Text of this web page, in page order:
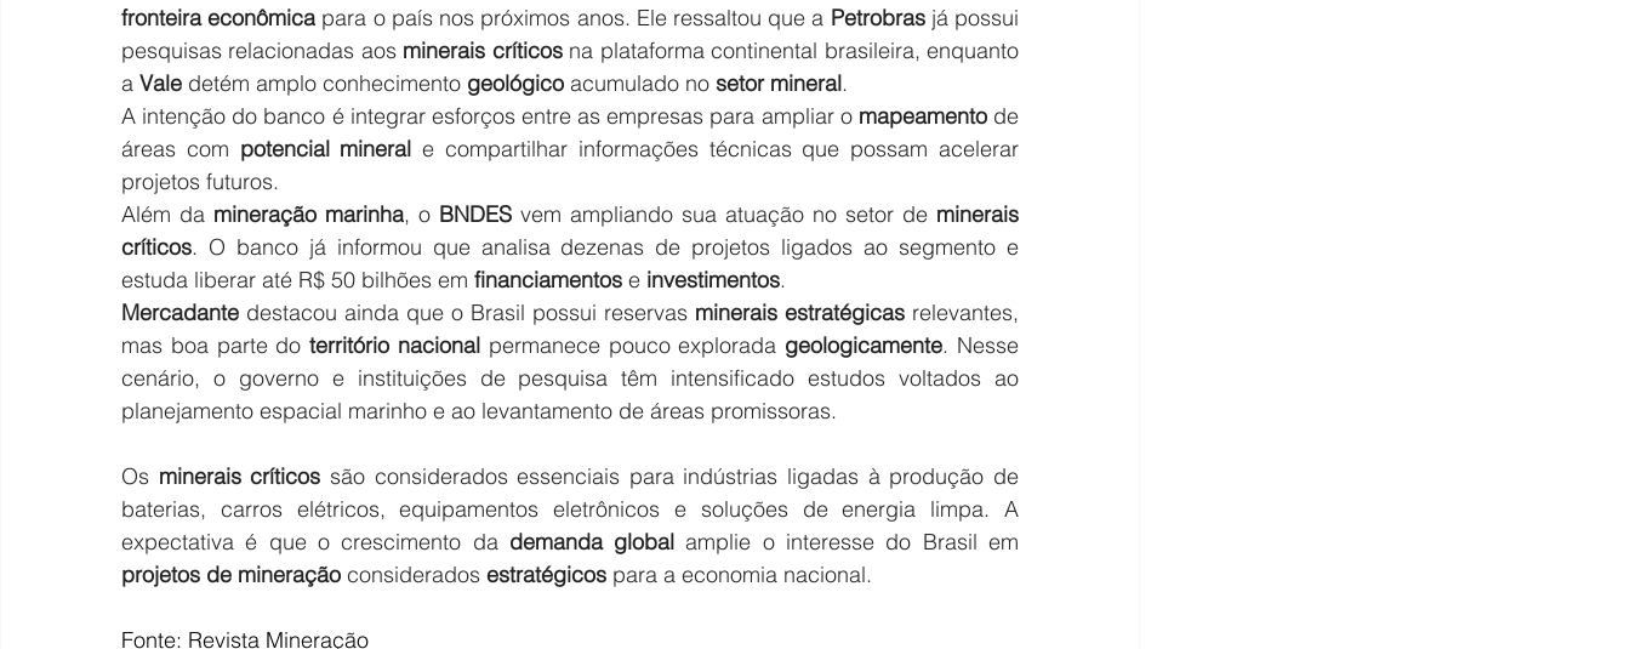
fronteira econômica para o país nos próximos anos. Ele ressaltou que a Petrobras já possui
pesquisas relacionadas aos minerais críticos na plataforma continental brasileira, enquanto
a Vale detém amplo conhecimento geológico acumulado no setor mineral.
A intenção do banco é integrar esforços entre as empresas para ampliar o mapeamento de
áreas com potencial mineral e compartilhar informações técnicas que possam acelerar
projetos futuros.
Além da mineração marinha, o BNDES vem ampliando sua atuação no setor de minerais
críticos. O banco já informou que analisa dezenas de projetos ligados ao segmento e
estuda liberar até R$ 50 bilhões em financiamentos e investimentos.
Mercadante destacou ainda que o Brasil possui reservas minerais estratégicas relevantes,
mas boa parte do território nacional permanece pouco explorada geologicamente. Nesse
cenário, o governo e instituições de pesquisa têm intensificado estudos voltados ao
planejamento espacial marinho e ao levantamento de áreas promissoras.
Os minerais críticos são considerados essenciais para indústrias ligadas à produção de
baterias, carros elétricos, equipamentos eletrônicos e soluções de energia limpa. A
expectativa é que o crescimento da demanda global
projetos de mineração considerados estratégicos para a economia nacional.
Fonte: Revista Mineração